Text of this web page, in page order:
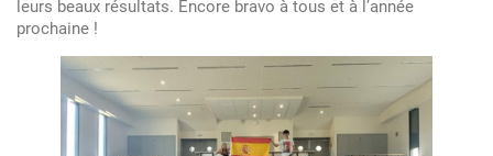
Campeonato
leurs beaux résultats. Encore bravo à tous et à l’année
prochaine !